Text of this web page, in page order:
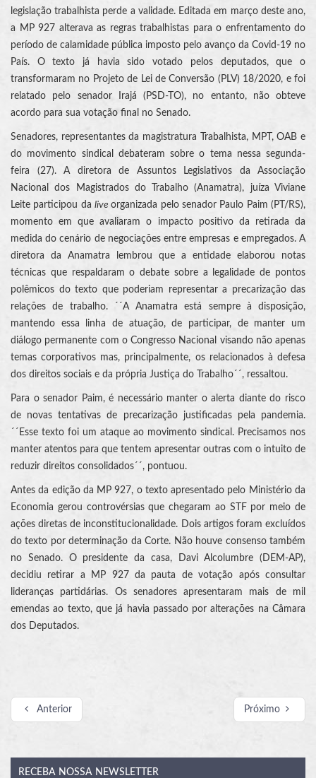
legislação trabalhista perde a validade. Editada em março deste ano,
a MP 927 alterava as regras trabalhistas para o enfrentamento do
período de calamidade pública imposto pelo avanço da Covid-19 no
País. O texto já havia sido votado pelos deputados, que o
transformaram no Projeto de Lei de Conversão (PLV) 18/2020, e foi
relatado pelo senador Irajá (PSD-TO), no entanto, não obteve
acordo para sua votação final no Senado.
Senadores, representantes da magistratura Trabalhista, MPT, OAB e
do movimento sindical debateram sobre o tema nessa segunda-
feira (27). A diretora de Assuntos Legislativos da Associação
Nacional dos Magistrados do Trabalho (Anamatra), juíza Viviane
Leite participou da liveorganizada pelo senador Paulo Paim (PT/RS),
momento em que avaliaram o impacto positivo da retirada da
medida do cenário de negociações entre empresas e empregados. A
diretora da Anamatra lembrou que a entidade elaborou notas
técnicas que respaldaram o debate sobre a legalidade de pontos
polêmicos do texto que poderiam representar a precarização das
relações de trabalho. ´´A Anamatra está sempre à disposição,
mantendo essa linha de atuação, de participar, de manter um
diálogo permanente com o Congresso Nacional visando não apenas
temas corporativos mas, principalmente, os relacionados à defesa
dos direitos sociais e da própria Justiça do Trabalho´´, ressaltou.
Para o senador Paim, é necessário manter o alerta diante do risco
de novas tentativas de precarização justificadas pela pandemia.
´´Esse texto foi um ataque ao movimento sindical. Precisamos nos
manter atentos para que tentem apresentar outras com o intuito de
reduzir direitos consolidados´´, pontuou.
Antes da edição da MP 927, o texto apresentado pelo Ministério da
Economia gerou controvérsias que chegaram ao STF por meio de
ações diretas de inconstitucionalidade. Dois artigos foram excluídos
do texto por determinação da Corte. Não houve consenso também
no Senado. O presidente da casa, Davi Alcolumbre (DEM-AP),
decidiu retirar a MP 927 da pauta de votação após consultar
lideranças partidárias. Os senadores apresentaram mais de mil
emendas ao texto, que já havia passado por alterações na Câmara
dos Deputados.
Anterior Próximo
RECEBA NOSSA NEWSLETTER